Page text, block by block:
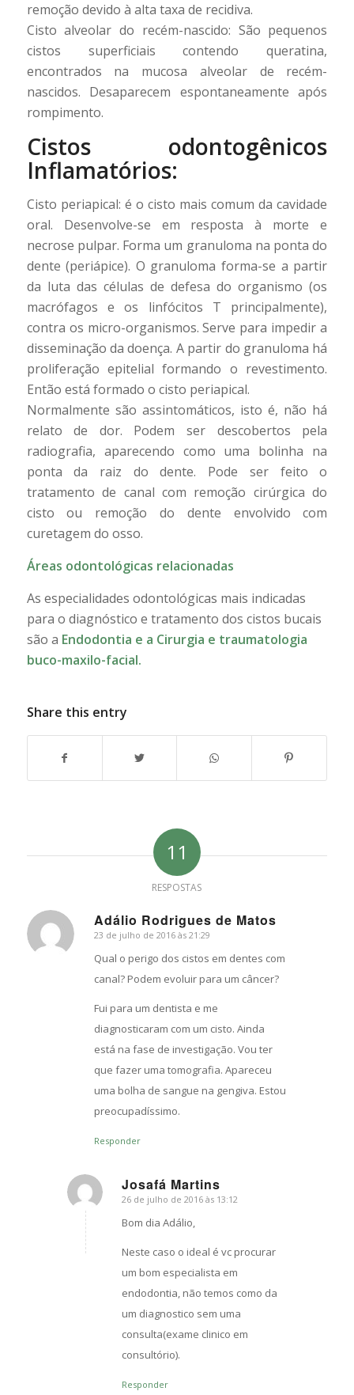
remoção devido à alta taxa de recidiva.
Cisto alveolar do recém-nascido: São pequenos
cistos superficiais contendo queratina,
encontrados na mucosa alveolar de recém-
nascidos. Desaparecem espontaneamente após
rompimento.
Cistos odontogênicos
Inflamatórios:
Cisto periapical: é o cisto mais comum da cavidade
oral. Desenvolve-se em resposta à morte e
necrose pulpar. Forma um granuloma na ponta do
dente (periápice). O granuloma forma-se a partir
da luta das células de defesa do organismo (os
macrófagos e os linfócitos T principalmente),
contra os micro-organismos. Serve para impedir a
disseminação da doença. A partir do granuloma há
proliferação epitelial formando o revestimento.
Então está formado o cisto periapical.
Normalmente são assintomáticos, isto é, não há
relato de dor. Podem ser descobertos pela
radiografia, aparecendo como uma bolinha na
ponta da raiz do dente. Pode ser feito o
tratamento de canal com remoção cirúrgica do
cisto ou remoção do dente envolvido com
curetagem do osso.
Áreas odontológicas relacionadas
As especialidades odontológicas mais indicadas
para o diagnóstico e tratamento dos cistos bucais
são a Endodontia e a Cirurgia e traumatologia
buco-maxilo-facial.
Share this entry
11
RESPOSTAS
Adálio Rodrigues de Matos
s
ays:
23 de julho de 2016 às 21:29
Qual o perigo dos cistos em dentes com
canal? Podem evoluir para um câncer?
Fui para um dentista e me
diagnosticaram com um cisto. Ainda
está na fase de investigação. Vou ter
que fazer uma tomografia. Apareceu
uma bolha de sangue na gengiva. Estou
preocupadíssimo.
Responder
Josafá Martins
s
ays:
26 de julho de 2016 às 13:12
Bom dia Adálio,
Neste caso o ideal é vc procurar
um bom especialista em
endodontia, não temos como da
um diagnostico sem uma
consulta(exame clinico em
consultório).
Responder